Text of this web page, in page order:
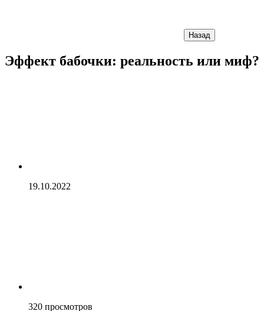
Назад
Эффект бабочки: реальность или миф?
19.10.2022
320 просмотров